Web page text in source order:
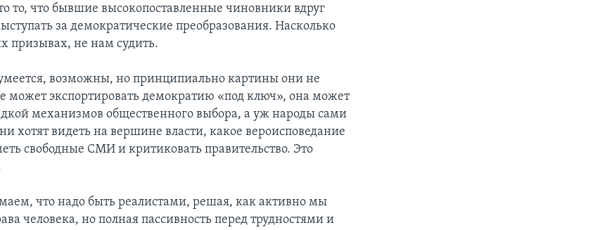
то, что бывшие высокопоставленные чиновники вдруг
за демократические преобразования. Насколько
призывах, не нам судить.
возможны, но принципиально картины они не
может экспортировать демократию «под ключ», она может
механизмов общественного выбора, а уж народы сами
хотят видеть на вершине власти, какое вероисповедание
свободные СМИ и критиковать правительство. Это
что надо быть реалистами, решая, как активно мы
человека, но полная пассивность перед трудностями и